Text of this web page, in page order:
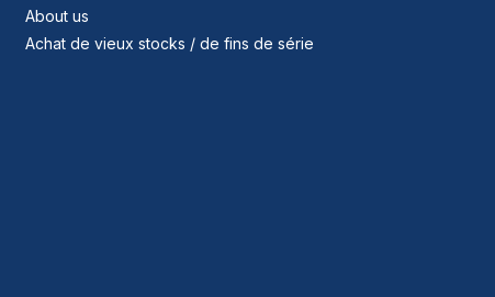
About us
Achat de vieux stocks / de fins de série